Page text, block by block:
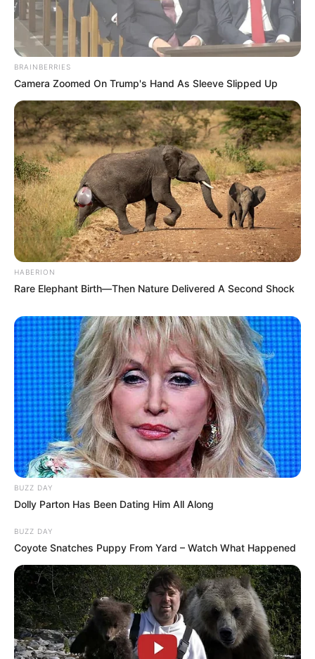
BRAINBERRIES
Camera Zoomed On Trump's Hand As Sleeve Slipped Up
HABERION
Rare Elephant Birth—Then Nature Delivered A Second Shock
BUZZ DAY
Dolly Parton Has Been Dating Him All Along
BUZZ DAY
Coyote Snatches Puppy From Yard – Watch What Happened